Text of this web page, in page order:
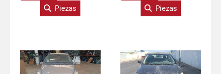
Piezas
Piezas